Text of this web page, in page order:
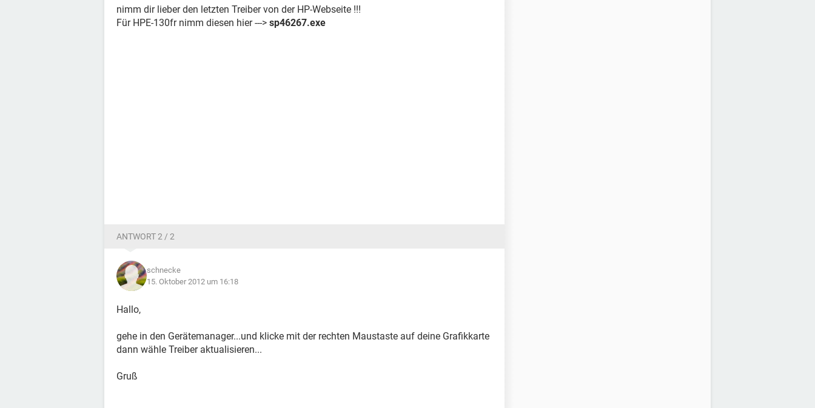
nimm dir lieber den letzten Treiber von der HP-Webseite !!!
Für HPE-130fr nimm diesen hier ---> sp46267.exe
ANTWORT 2 / 2
schnecke
15. Oktober 2012 um 16:18
Hallo,
gehe in den Gerätemanager...und klicke mit der rechten Maustaste auf deine Grafikkarte
dann wähle Treiber aktualisieren...
Gruß